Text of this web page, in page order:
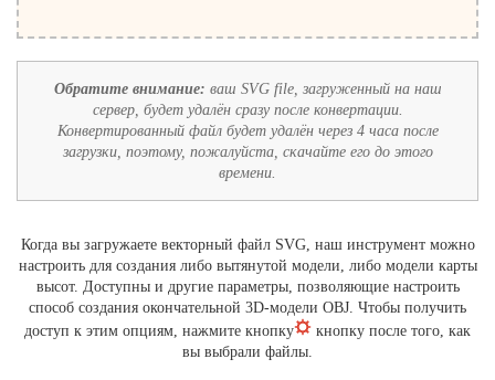
Обратите внимание: ваш SVG file, загруженный на наш
сервер, будет удалён сразу после конвертации.
Конвертированный файл будет удалён через 4 часа после
загрузки, поэтому, пожалуйста, скачайте его до этого
времени.
Когда вы загружаете векторный файл SVG, наш инструмент можно
настроить для создания либо вытянутой модели, либо модели карты
высот. Доступны и другие параметры, позволяющие настроить
способ создания окончательной 3D-модели OBJ. Чтобы получить
доступ к этим опциям, нажмите кнопку
кнопку после того, как
вы выбрали файлы.